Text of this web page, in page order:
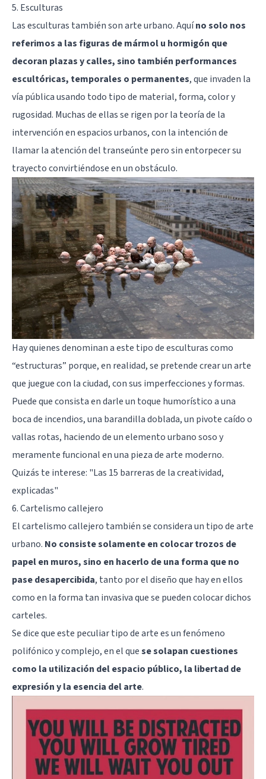
5. Esculturas
Las esculturas también son arte urbano. Aquíno solo nos
referimos a las figuras de mármol u hormigón que
decoran plazas y calles, sino también performances
escultóricas, temporales o permanentes, que invaden la
vía pública usando todo tipo de material, forma, color y
rugosidad. Muchas de ellas se rigen por la teoría de la
intervención en espacios urbanos, con la intención de
llamar la atención del transeúnte pero sin entorpecer su
trayecto convirtiéndose en un obstáculo.
Hay quienes denominan a este tipo de esculturas como
“estructuras” porque, en realidad, se pretende crear un arte
que juegue con la ciudad, con sus imperfecciones y formas.
Puede que consista en darle un toque humorístico a una
boca de incendios, una barandilla doblada, un pivote caído o
vallas rotas, haciendo de un elemento urbano soso y
meramente funcional en una pieza de arte moderno.
Quizás te interese: "Las 15 barreras de la creatividad,
explicadas"
6. Cartelismo callejero
El cartelismo callejero también se considera un tipo de arte
urbano. No consiste solamente en colocar trozos de
papel en muros, sino en hacerlo de una forma que no
pase desapercibida, tanto por el diseño que hay en ellos
como en la forma tan invasiva que se pueden colocar dichos
carteles.
Se dice que este peculiar tipo de arte es un fenómeno
polifónico y complejo, en el quese solapan cuestiones
como la utilización del espacio público, la libertad de
expresión y la esencia del arte.